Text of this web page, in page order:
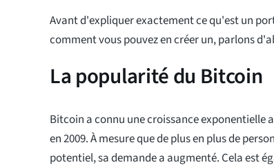
Avant d'expliquer exactement ce qu'est un
comment vous pouvez en créer un, parlons
La popularité du Bitcoin
Bitcoin a connu une croissance exponentielle
en 2009. À mesure que de plus en plus de
potentiel, sa demande a augmenté. Cela est